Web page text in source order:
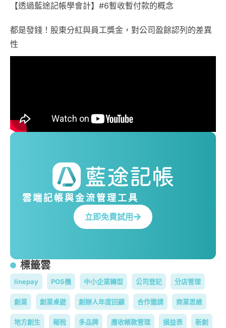
【透過藍途記帳學會計】#6暫收暫付款的概念
都是發錢！股東分紅與員工獎金，對公司盈餘認列的差異
性
雲端記帳與金流管理工具
立即免費試用
標籤雲
linepay POS機 中小企業轉型 公司登記 分店管理
創業 創業桌遊 創辦人年度回顧 合作邀請 商業思維
地方創生 報稅 多品牌 應收帳款管理 損益表 新創